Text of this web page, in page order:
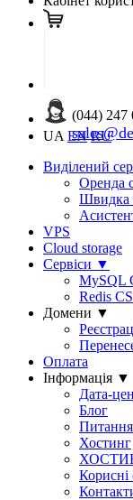
(044) 247
UA EN RU
Виділений
Оренда
Швидка
VPS
Cloud storage
Сервіси ▼
MySQL
Redis CS
Домени ▼
Оплата
Інформація ▼
Дата-
Блог
Питання
Хостинг
Корисні